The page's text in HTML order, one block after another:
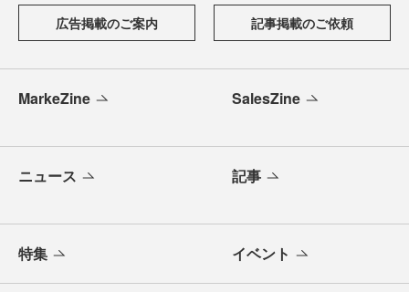
広告掲載のご案内 記事掲載のご依頼
MarkeZine SalesZine
ニュース 記事
特集 イベント